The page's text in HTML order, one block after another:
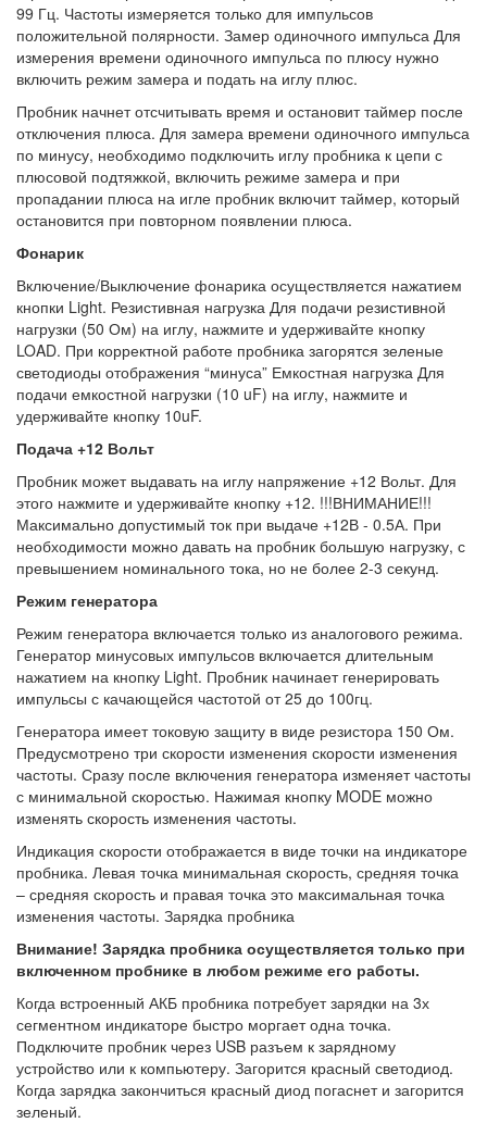
99 Гц. Частоты измеряется только для импульсов
положительной полярности. Замер одиночного импульса Для
измерения времени одиночного импульса по плюсу нужно
включить режим замера и подать на иглу плюс.
Пробник начнет отсчитывать время и остановит таймер после
отключения плюса. Для замера времени одиночного импульса
по минусу, необходимо подключить иглу пробника к цепи с
плюсовой подтяжкой, включить режиме замера и при
пропадании плюса на игле пробник включит таймер, который
остановится при повторном появлении плюса.
Фонарик
Включение/Выключение фонарика осуществляется нажатием
кнопки Light. Резистивная нагрузка Для подачи резистивной
нагрузки (50 Ом) на иглу, нажмите и удерживайте кнопку
LOAD. При корректной работе пробника загорятся зеленые
светодиоды отображения “минуса” Емкостная нагрузка Для
подачи емкостной нагрузки (10 uF) на иглу, нажмите и
удерживайте кнопку 10uF.
Подача +12 Вольт
Пробник может выдавать на иглу напряжение +12 Вольт. Для
этого нажмите и удерживайте кнопку +12. !!!ВНИМАНИЕ!!!
Максимально допустимый ток при выдаче +12В - 0.5А. При
необходимости можно давать на пробник большую нагрузку, с
превышением номинального тока, но не более 2-3 секунд.
Режим генератора
Режим генератора включается только из аналогового режима.
Генератор минусовых импульсов включается длительным
нажатием на кнопку Light. Пробник начинает генерировать
импульсы с качающейся частотой от 25 до 100гц.
Генератора имеет токовую защиту в виде резистора 150 Ом.
Предусмотрено три скорости изменения скорости изменения
частоты. Сразу после включения генератора изменяет частоты
с минимальной скоростью. Нажимая кнопку MODE можно
изменять скорость изменения частоты.
Индикация скорости отображается в виде точки на индикаторе
пробника. Левая точка минимальная скорость, средняя точка
– средняя скорость и правая точка это максимальная точка
изменения частоты. Зарядка пробника
Внимание! Зарядка пробника осуществляется только при
включенном пробнике в любом режиме его работы.
Когда встроенный АКБ пробника потребует зарядки на 3х
сегментном индикаторе быстро моргает одна точка.
Подключите пробник через USB разъем к зарядному
устройство или к компьютеру. Загорится красный светодиод.
Когда зарядка закончиться красный диод погаснет и загорится
зеленый.